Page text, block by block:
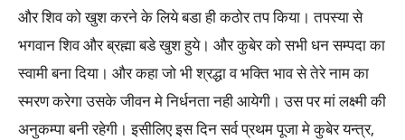
और शिव को खुश करने के लिये बडा ही कठोर तप किया। तपस्या से
भगवान शिव और ब्रह्मा बडे खुश हुये। और कुबेर को सभी धन सम्पदा का
स्वामी बना दिया। और कहा जो भी श्रद्धा व भक्ति भाव से तेरे नाम का
स्मरण करेगा उसके जीवन मे निर्धनता नही आयेगी। उस पर मां लक्ष्मी की
अनुकम्पा बनी रहेगी। इसीलिए इस दिन सर्व प्रथम पूजा मे कुबेर यन्त्र,